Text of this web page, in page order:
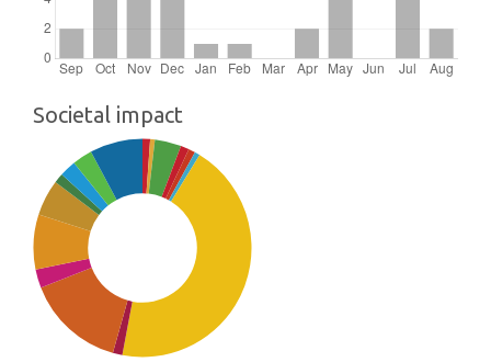
Societal impact